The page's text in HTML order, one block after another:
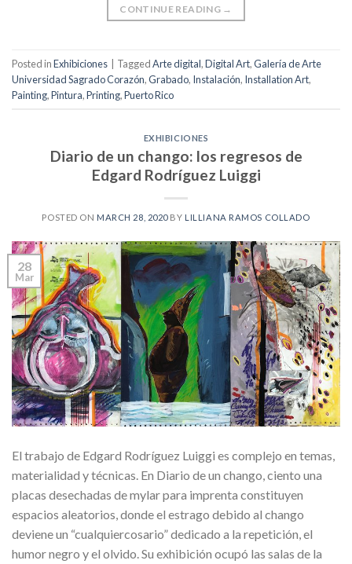
CONTINUE READING →
Posted inExhibiciones TaggedArte digital,Digital Art,Galería de Arte
Universidad Sagrado Corazón,Grabado, Instalación, Installation Art,
Painting,Pintura,Printing,Puerto Rico
EXHIBICIONES
Diario de un chango: los regresos de
Edgard Rodríguez Luiggi
POSTED ON MARCH 28, 2020BY LILLIANA RAMOS COLLADO
28
Mar
El trabajo de Edgard Rodríguez Luiggi es complejo en temas,
materialidad y técnicas. En Diario de un chango, ciento una
placas desechadas de mylar para imprenta constituyen
espacios aleatorios, donde el estrago debido al chango
deviene un “cualquiercosario” dedicado a la repetición, el
humor negro y el olvido. Su exhibición ocupó las salas de la